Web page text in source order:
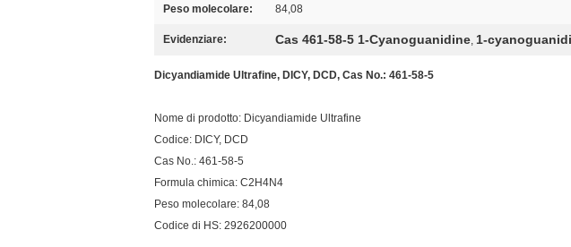
Peso molecolare: 84,08
Evidenziare: Cas 461-58-5 1-Cyanoguanidine, 1-
Dicyandiamide Ultrafine, DICY, DCD, Cas No.: 461-58-5
Nome di prodotto: Dicyandiamide Ultrafine
Codice: DICY, DCD
Cas No.: 461-58-5
Formula chimica: C2H4N4
Peso molecolare: 84,08
Codice di HS: 2926200000